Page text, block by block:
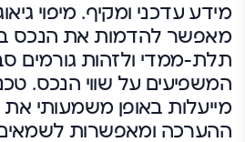
מידע עדכני ומקיף. מיפוי
מאפשר להדמות את הנכס
תלת-ממדי ולזהות גורמים
המשפיעים על שווי הנכס.
מייעלות באופן משמעותי
ההערכה ומאפשרות